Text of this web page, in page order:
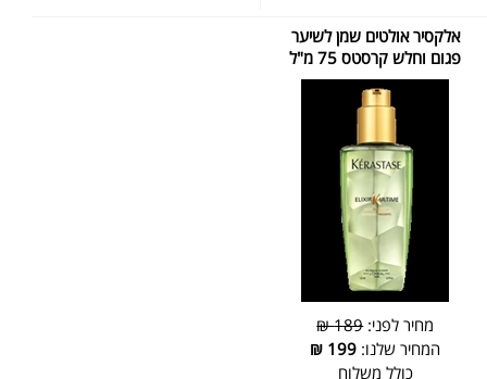
אלקסיר אולטים שמן לשיער
פגום וחלש קרסטס 75 מ"ל
מחיר לפני:189 ₪
המחיר שלנו: 199
₪
כולל משלוח